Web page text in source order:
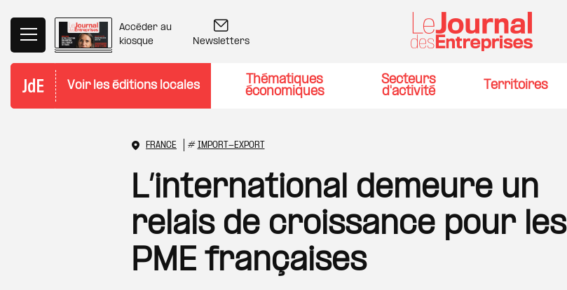
Accéder au
kiosque
Newsletters
Voir les éditions locales
Thématiques
économiques
Secteurs
d'activité
Territoires
FRANCE # IMPORT-EXPORT
L’international demeure un
relais de croissance pour les
PME françaises